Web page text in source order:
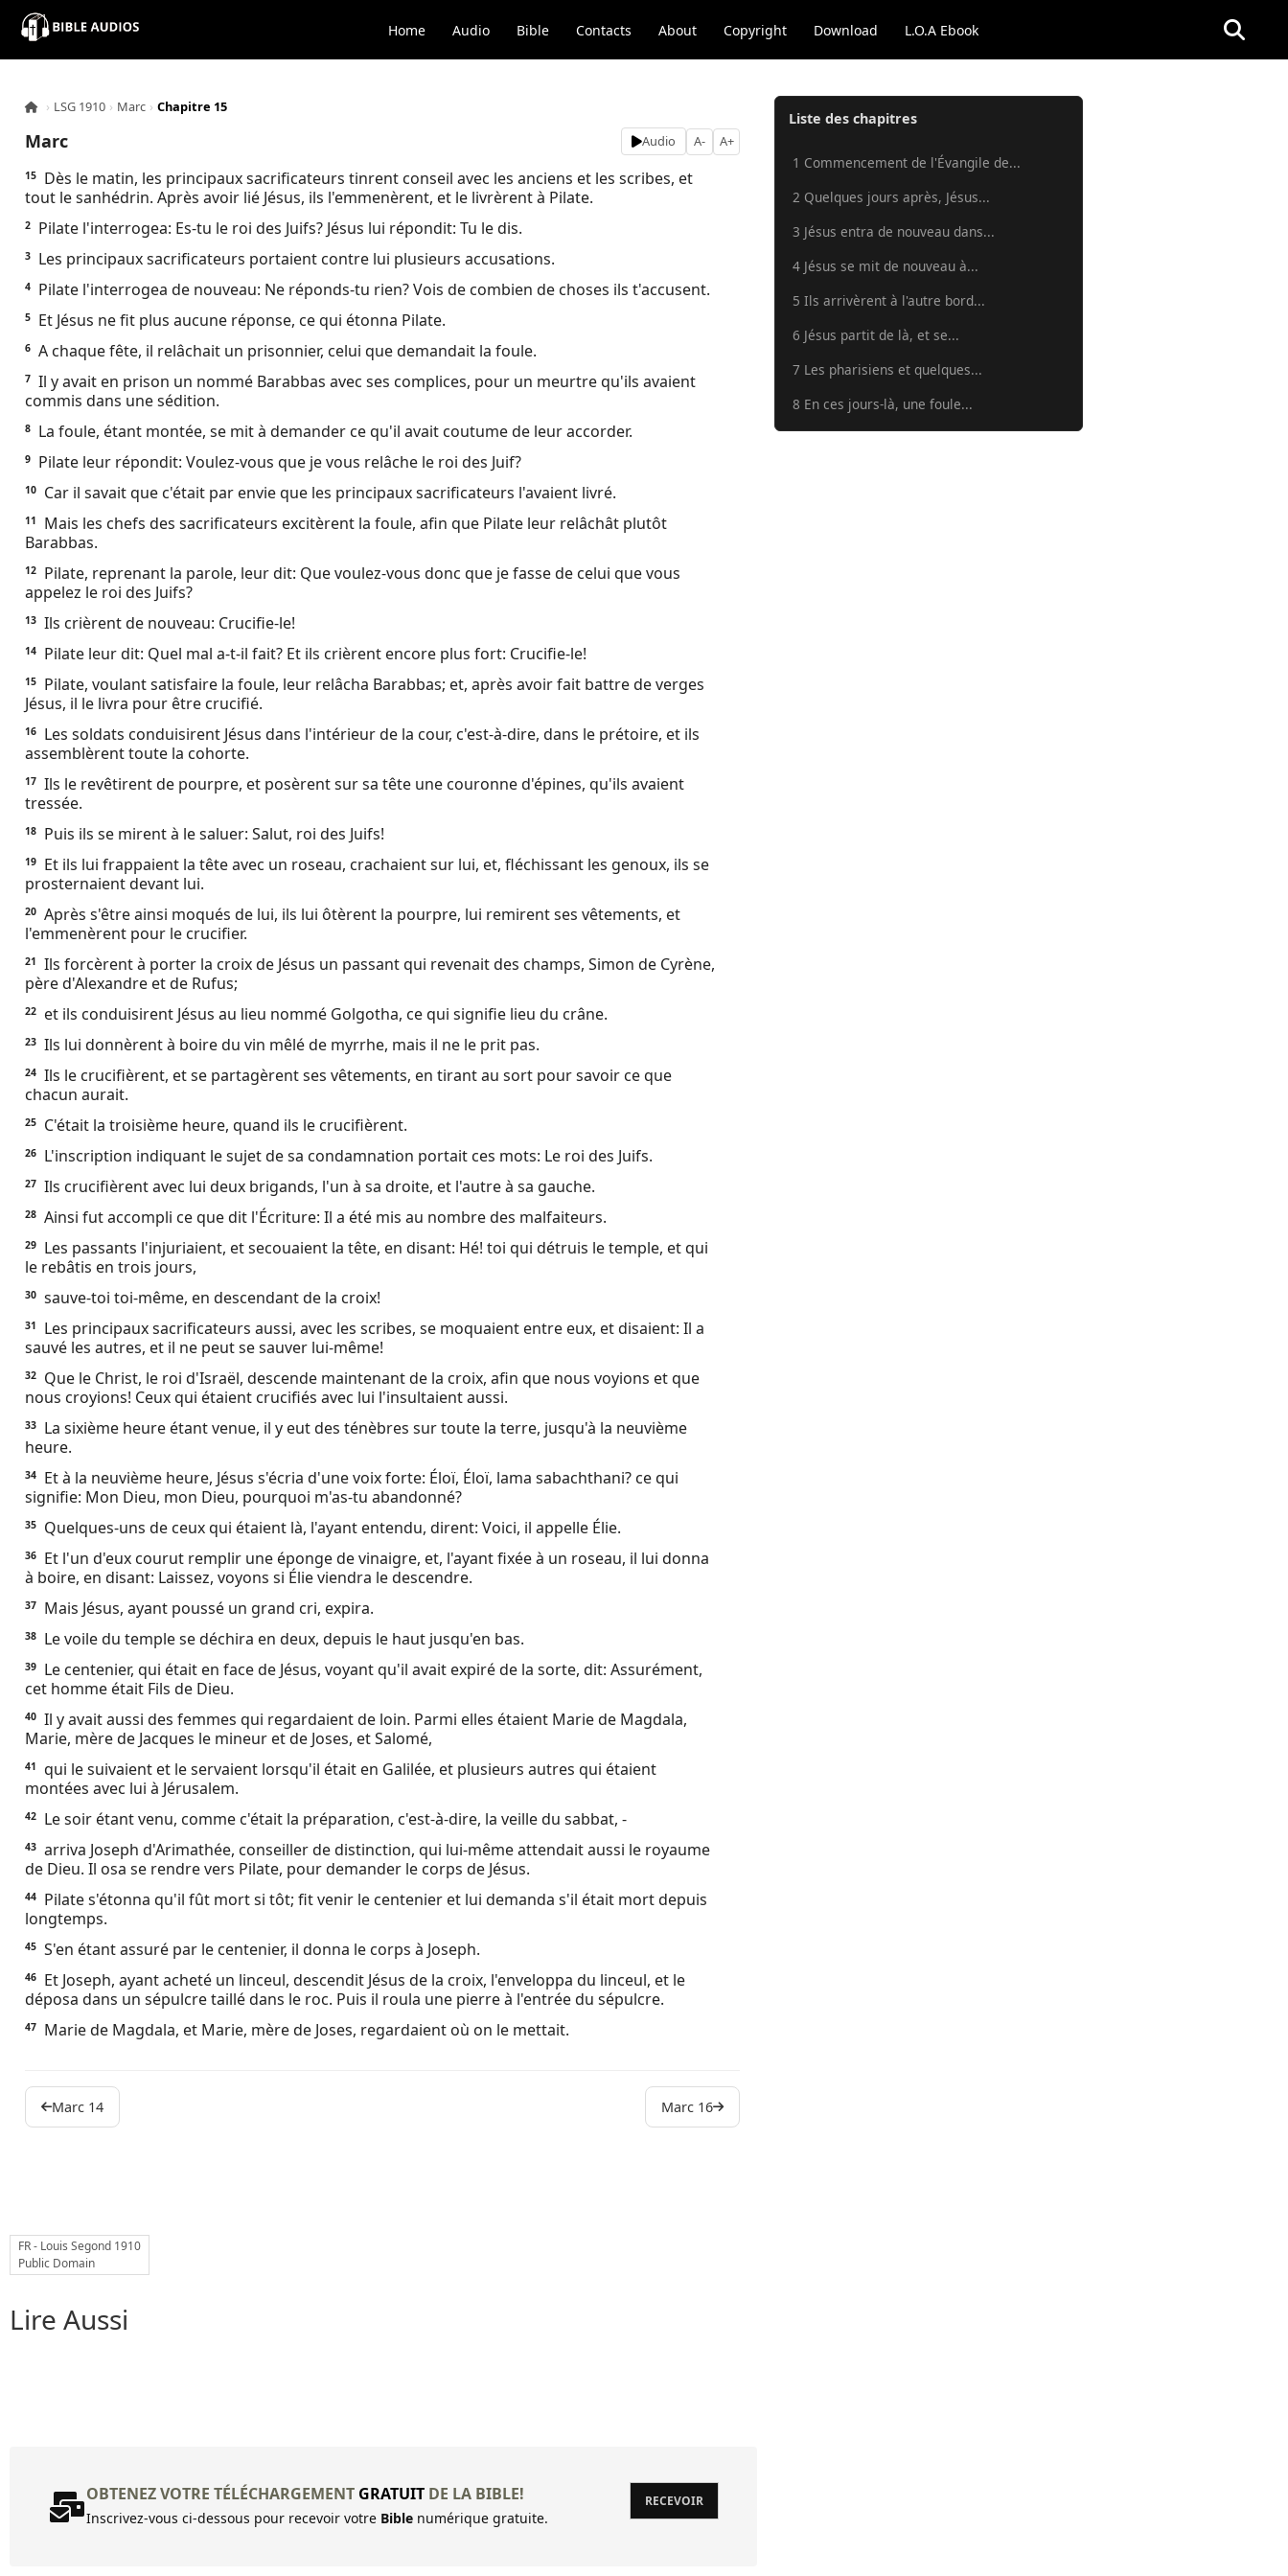
Home Audio Bible Contacts About Copyright Download L.O.A Ebook
×
Audio
Bible
Contacts
About
Copyright
Download
L.O.A
Ebook
› LSG 1910 › Marc › Chapitre 15
Marc Audio A- A+
15
Dès le matin, les principaux sacrificateurs tinrent conseil avec les anciens et les scribes, et
tout le sanhédrin. Après avoir lié Jésus, ils l'emmenèrent, et le livrèrent à Pilate.
2 Pilate l'interrogea: Es-tu le roi des Juifs? Jésus lui répondit: Tu le dis.
3 Les principaux sacrificateurs portaient contre lui plusieurs accusations.
4 Pilate l'interrogea de nouveau: Ne réponds-tu rien? Vois de combien de choses ils t'accusent.
5 Et Jésus ne fit plus aucune réponse, ce qui étonna Pilate.
6 A chaque fête, il relâchait un prisonnier, celui que demandait la foule.
7 Il y avait en prison un nommé Barabbas avec ses complices, pour un meurtre qu'ils avaient
commis dans une sédition.
8 La foule, étant montée, se mit à demander ce qu'il avait coutume de leur accorder.
9 Pilate leur répondit: Voulez-vous que je vous relâche le roi des Juif?
10 Car il savait que c'était par envie que les principaux sacrificateurs l'avaient livré.
11
Mais les chefs des sacrificateurs excitèrent la foule, afin que Pilate leur relâchât plutôt
Barabbas.
12
Pilate, reprenant la parole, leur dit: Que voulez-vous donc que je fasse de celui que vous
appelez le roi des Juifs?
13 Ils crièrent de nouveau: Crucifie-le!
14 Pilate leur dit: Quel mal a-t-il fait? Et ils crièrent encore plus fort: Crucifie-le!
15
Pilate, voulant satisfaire la foule, leur relâcha Barabbas; et, après avoir fait battre de verges
Jésus, il le livra pour être crucifié.
16
Les soldats conduisirent Jésus dans l'intérieur de la cour, c'est-à-dire, dans le prétoire, et ils
assemblèrent toute la cohorte.
17 Ils le revêtirent de pourpre, et posèrent sur sa tête une couronne d'épines, qu'ils avaient
tressée.
18 Puis ils se mirent à le saluer: Salut, roi des Juifs!
19
Et ils lui frappaient la tête avec un roseau, crachaient sur lui, et, fléchissant les genoux, ils se
prosternaient devant lui.
20 Après s'être ainsi moqués de lui, ils lui ôtèrent la pourpre, lui remirent ses vêtements, et
l'emmenèrent pour le crucifier.
21
Ils forcèrent à porter la croix de Jésus un passant qui revenait des champs, Simon de Cyrène,
père d'Alexandre et de Rufus;
22 et ils conduisirent Jésus au lieu nommé Golgotha, ce qui signifie lieu du crâne.
23 Ils lui donnèrent à boire du vin mêlé de myrrhe, mais il ne le prit pas.
24 Ils le crucifièrent, et se partagèrent ses vêtements, en tirant au sort pour savoir ce que
chacun aurait.
25 C'était la troisième heure, quand ils le crucifièrent.
26 L'inscription indiquant le sujet de sa condamnation portait ces mots: Le roi des Juifs.
27 Ils crucifièrent avec lui deux brigands, l'un à sa droite, et l'autre à sa gauche.
28 Ainsi fut accompli ce que dit l'Écriture: Il a été mis au nombre des malfaiteurs.
29
Les passants l'injuriaient, et secouaient la tête, en disant: Hé! toi qui détruis le temple, et qui
le rebâtis en trois jours,
30 sauve-toi toi-même, en descendant de la croix!
31
Les principaux sacrificateurs aussi, avec les scribes, se moquaient entre eux, et disaient: Il a
sauvé les autres, et il ne peut se sauver lui-même!
32
Que le Christ, le roi d'Israël, descende maintenant de la croix, afin que nous voyions et que
nous croyions! Ceux qui étaient crucifiés avec lui l'insultaient aussi.
33
La sixième heure étant venue, il y eut des ténèbres sur toute la terre, jusqu'à la neuvième
heure.
34
Et à la neuvième heure, Jésus s'écria d'une voix forte: Éloï, Éloï, lama sabachthani? ce qui
signifie: Mon Dieu, mon Dieu, pourquoi m'as-tu abandonné?
35 Quelques-uns de ceux qui étaient là, l'ayant entendu, dirent: Voici, il appelle Élie.
36
Et l'un d'eux courut remplir une éponge de vinaigre, et, l'ayant fixée à un roseau, il lui donna
à boire, en disant: Laissez, voyons si Élie viendra le descendre.
37 Mais Jésus, ayant poussé un grand cri, expira.
38 Le voile du temple se déchira en deux, depuis le haut jusqu'en bas.
39
Le centenier, qui était en face de Jésus, voyant qu'il avait expiré de la sorte, dit: Assurément,
cet homme était Fils de Dieu.
40 Il y avait aussi des femmes qui regardaient de loin. Parmi elles étaient Marie de Magdala,
Marie, mère de Jacques le mineur et de Joses, et Salomé,
41
qui le suivaient et le servaient lorsqu'il était en Galilée, et plusieurs autres qui étaient
montées avec lui à Jérusalem.
42 Le soir étant venu, comme c'était la préparation, c'est-à-dire, la veille du sabbat, -
43 arriva Joseph d'Arimathée, conseiller de distinction, qui lui-même attendait aussi le royaume
de Dieu. Il osa se rendre vers Pilate, pour demander le corps de Jésus.
44
Pilate s'étonna qu'il fût mort si tôt; fit venir le centenier et lui demanda s'il était mort depuis
longtemps.
45 S'en étant assuré par le centenier, il donna le corps à Joseph.
46
Et Joseph, ayant acheté un linceul, descendit Jésus de la croix, l'enveloppa du linceul, et le
déposa dans un sépulcre taillé dans le roc. Puis il roula une pierre à l'entrée du sépulcre.
47 Marie de Magdala, et Marie, mère de Joses, regardaient où on le mettait.
Marc 14 Marc 16
Liste des chapitres
1 Commencement de l'Évangile de...
2 Quelques jours après, Jésus...
3 Jésus entra de nouveau dans...
4 Jésus se mit de nouveau à...
5 Ils arrivèrent à l'autre bord...
6 Jésus partit de là, et se...
7 Les pharisiens et quelques...
8 En ces jours-là, une foule...
FR - Louis Segond 1910
Public Domain
Lire Aussi
OBTENEZ VOTRE TÉLÉCHARGEMENT GRATUIT DE LA BIBLE!
Inscrivez-vous ci-dessous pour recevoir votre Bible numérique gratuite.
RECEVOIR